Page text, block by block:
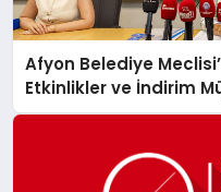
Afyon Belediye
Etkinlikler ve İndirim